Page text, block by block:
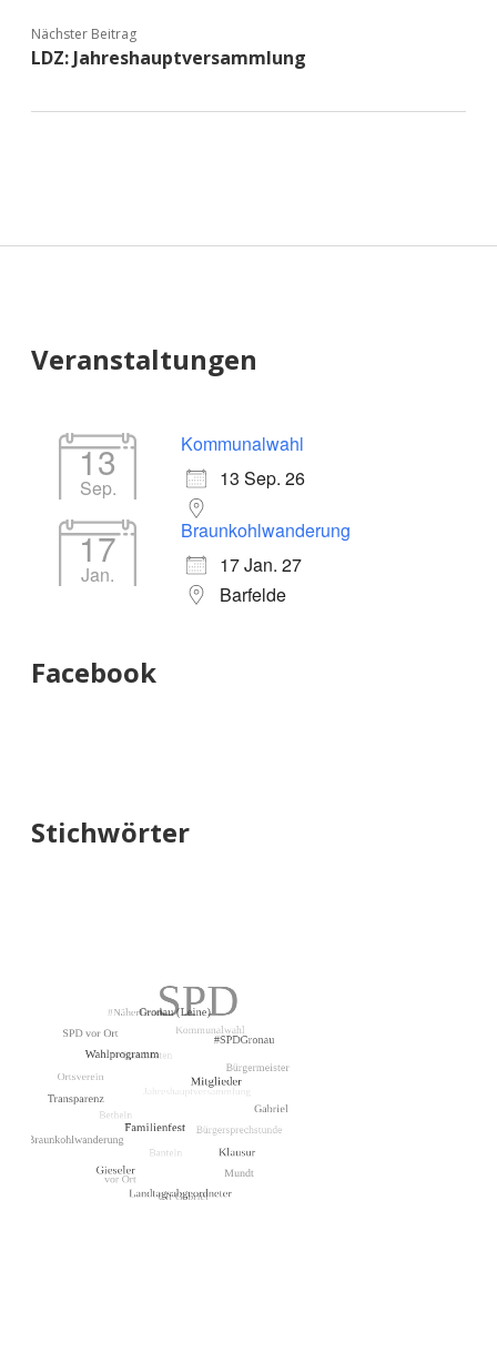
Nächster Beitrag
LDZ: Jahreshauptversammlung
Veranstaltungen
13
Sep.
Kommunalwahl
13 Sep. 26
17
Jan.
Braunkohlwanderung
17 Jan. 27
Barfelde
Facebook
Stichwörter